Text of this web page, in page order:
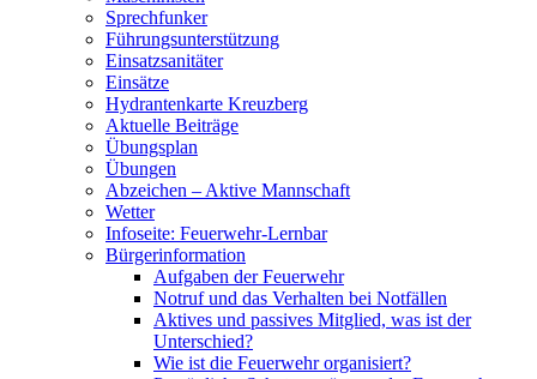
Sprechfunker
Führungsunterstützung
Einsatzsanitäter
Einsätze
Hydrantenkarte Kreuzberg
Aktuelle Beiträge
Übungsplan
Übungen
Abzeichen – Aktive Mannschaft
Wetter
Infoseite: Feuerwehr-Lernbar
Bürgerinformation
Aufgaben der Feuerwehr
Notruf und das Verhalten bei Notfällen
Aktives und passives Mitglied, was ist der
Unterschied?
Wie ist die Feuerwehr organisiert?